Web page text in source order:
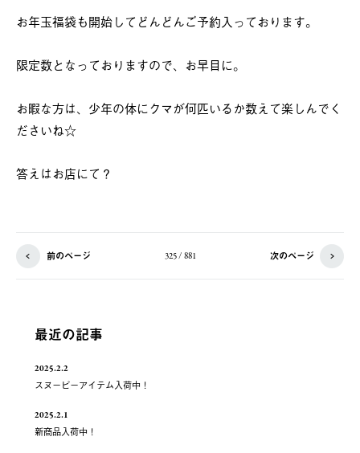
お年玉福袋も開始してどんどんご予約入っております。
限定数となっておりますので、お早目に。
お暇な方は、少年の体にクマが何匹いるか数えて楽しんでく
ださいね☆
答えはお店にて？
前のページ 325 / 881 次のページ
最近の記事
2025.2.2
スヌーピーアイテム入荷中！
2025.2.1
新商品入荷中！